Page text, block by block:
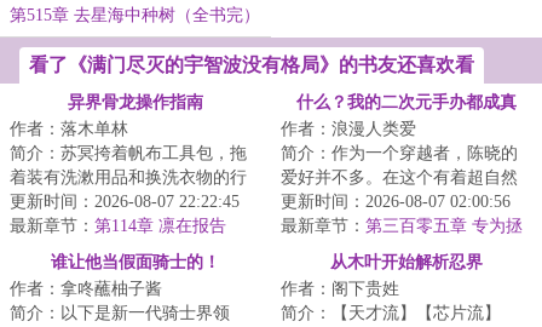
第515章 去星海中种树（全书完）
看了《满门尽灭的宇智波没有格局》的书友还喜欢看
异界骨龙操作指南
作者：落木单林
简介：苏冥挎着帆布工具包，拖
着装有洗漱用品和换洗衣物的行
李箱，看着天空上异界顶级战力
对抗，他开始怀...
更新时间：2026-08-07 22:22:45
最新章节： 第114章 凛在报告
什么？我的二次元手办都成真
了！
作者：浪漫人类爱
简介：作为一个穿越者，陈晓的
爱好并不多。在这个有着超自然
力量的平行世界，没有系统，也
没有觉醒超能力...
更新时间：2026-08-07 02:00:56
最新章节： 第三百零五章 专为拯
救世界的组织——迦勒底
谁让他当假面骑士的！
作者：拿咚蘸柚子酱
简介：以下是新一代骑士界领
从木叶开始解析忍界
作者：阁下贵姓
简介：【天才流】【芯片流】